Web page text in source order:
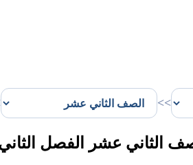
>>
الثاني عشر الفصل